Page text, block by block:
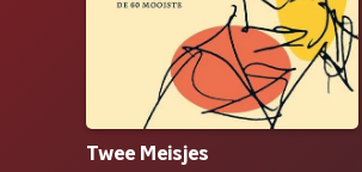
Twee Meisjes